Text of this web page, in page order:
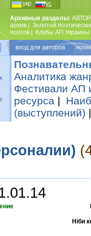
укр рус
Архивные разделы:
архив
Золотой
поэтов
Клубы АП Украины
вход для авторов
Аналитика
Фестивали АП
ресурса |
(выступлений)
Ніби